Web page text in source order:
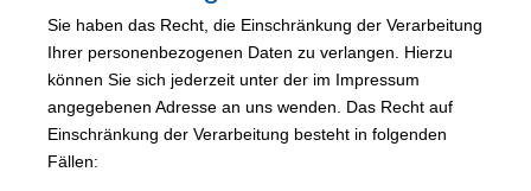
Sie haben das Recht, die Einschränkung der Verarbeitung
Ihrer personenbezogenen Daten zu verlangen. Hierzu
können Sie sich jederzeit unter der im Impressum
angegebenen Adresse an uns wenden. Das Recht auf
Einschränkung der Verarbeitung besteht in folgenden
Fällen: